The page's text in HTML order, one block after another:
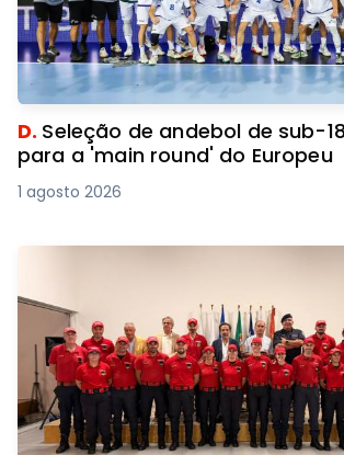
D. Seleção de andebol de sub-
para a 'main round' do Europeu
1 agosto 2026